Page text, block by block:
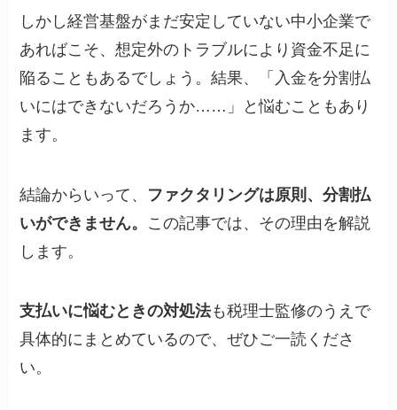
しかし経営基盤がまだ安定していない中小企業で
あればこそ、想定外のトラブルにより資金不足に
陥ることもあるでしょう。結果、「入金を分割払
いにはできないだろうか……」と悩むこともあり
ます。
結論からいって、 ファクタリングは原則、分割払
いができません。 この記事では、その理由を解説
します。
支払いに悩むときの対処法も税理士監修のうえで
具体的にまとめているので、ぜひご一読くださ
い。